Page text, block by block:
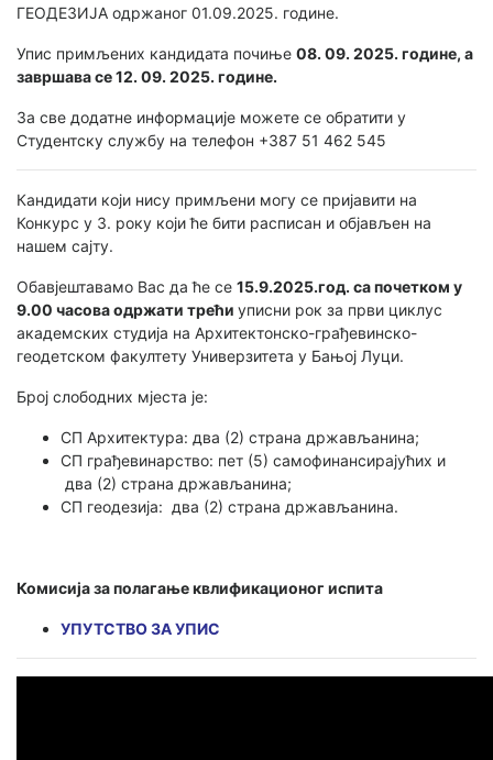
ГЕОДЕЗИЈА одржаног 01.09.2025. године.
Упис примљених кандидата почиње 08. 09. 2025. године, а
завршава се 12. 09. 2025. године.
За све додатне информације можете се обратити у
Студентску службу на телефон +387 51 462 545
Кандидати који нису примљени могу се пријавити на
Конкурс у 3. року који ће бити расписан и објављен на
нашем сајту.
Обавјештавамо Вас да ће се 15.9.2025.год. са почетком у
9.00 часова одржати трећи уписни рок за први циклус
академских студија на Архитектонско-грађевинско-
геодетском факултету Универзитета у Бањој Луци.
Број слободних мјеста је:
СП Архитектура: два (2) страна држављанина;
СП грађевинарство: пет (5) самофинансирајућих и
два (2) страна држављанина;
СП геодезија: два (2) страна држављанина.
Комисија за полагање квлификационог испита
УПУТСТВО ЗА УПИС